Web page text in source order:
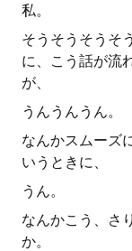
私。
そうそうそうそ
に、こう話が流
が、
うんうんうん。
なんかスムーズ
いうときに、
うん。
なんかこう、さ
か。